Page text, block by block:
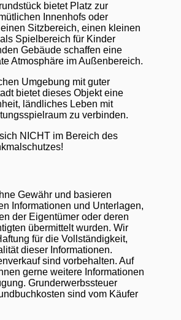
bietet Platz zur
Innenhofs oder
Sitzbereich, einen kleinen
Spielbereich für Kinder
Gebäude schaffen eine
Atmosphäre im Außenbereich.
Umgebung mit guter
bietet dieses Objekt eine
ländliches Leben mit
zu verbinden.
NICHT im Bereich des
Gewähr und basieren
Informationen und Unterlagen,
der Eigentümer oder deren
übermittelt wurden. Wir
für die Vollständigkeit,
dieser Informationen.
sind vorbehalten. Auf
gerne weitere Informationen
Grunderwerbssteuer
sind vom Käufer